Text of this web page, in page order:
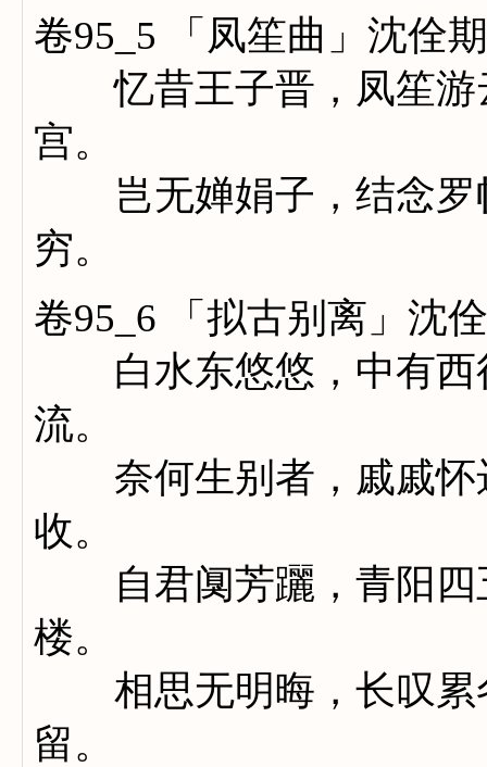
卷95_5 「凤笙曲」沈佺期
忆昔王子晋，凤笙游
宫。
岂无婵娟子，结念罗
穷。
卷95_6 「拟古别离」沈
白水东悠悠，中有西
流。
奈何生别者，戚戚怀
收。
自君阒芳躧，青阳四
楼。
相思无明晦，长叹累
留。